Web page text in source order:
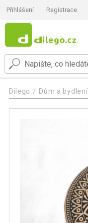
Přihlášení Registrace
Dilego Dům a bydlení